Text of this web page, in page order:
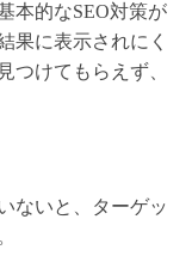
本的なSEO対策が
果に表示されにく
つけてもらえず、
ないと、ターゲッ